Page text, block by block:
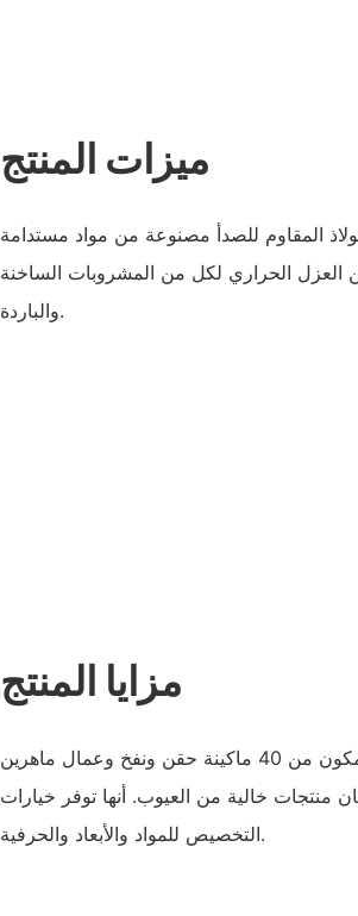
ميزات المنتج
المقاوم للصدأ مصنوعة من مواد مستدامة
العزل الحراري لكل من المشروبات الساخنة
والباردة.
مزايا المنتج
تمتلك الشركة فريق عمل مكون من 40 ماكينة حقن ونفخ وعمال ماهرين
منتجات خالية من العيوب. أنها توفر خيارات
التخصيص للمواد والأبعاد والحرفية.